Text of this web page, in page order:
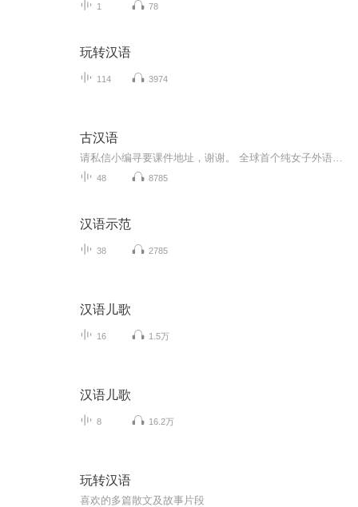
1 78
玩转汉语
114 3974
古汉语
48 8785
汉语示范
38 2785
汉语儿歌
16 1.5万
汉语儿歌
8 16.2万
玩转汉语
喜欢的多篇散文及故事片段